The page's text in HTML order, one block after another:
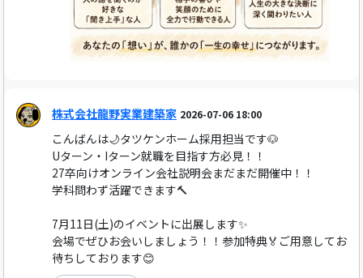
株式会社龍野実業建築家 2026-07-06 18:00
こんばんは🌙タツケンホーム採用担当です🐶
Uターン・Iターン就職を目指す方必見！！
27卒向けオンライン会社説明会まだまだ開催中！！
学科問わず活躍できます🔨
7月11日(土)のイベントに出展します✨
会場でぜひお会いしましょう！！参加特典🏅ご用意してお
待ちしております😊